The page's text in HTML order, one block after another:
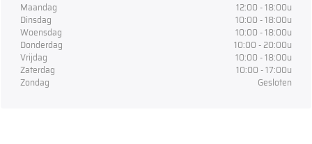
Maandag
12:00 - 18:00u
Dinsdag
10:00 - 18:00u
Woensdag
10:00 - 18:00u
Donderdag
10:00 - 20:00u
Vrijdag
10:00 - 18:00u
Zaterdag
10:00 - 17:00u
Zondag
Gesloten